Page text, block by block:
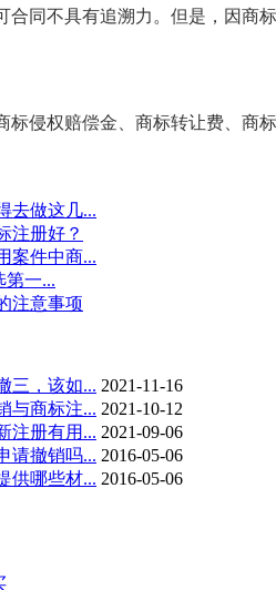
合同不具有追溯力。但是，因商
权赔偿金、商标转让费、商标
去做这几...
注册好？
案件中商...
第一...
注意事项
三，该如... 2021-11-16
与商标注... 2021-10-12
注册有用... 2021-09-06
请撤销吗... 2016-05-06
供哪些材... 2016-05-06